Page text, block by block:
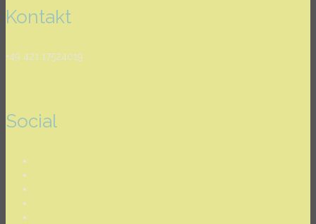
Kontakt
+49 421 17524019
Social